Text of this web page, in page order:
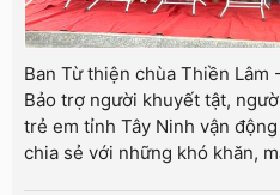
Ban Từ thiện chùa Thiền Lâm
Bảo trợ người khuyết tật,
trẻ em tỉnh Tây Ninh vận
chia sẻ với những khó khăn,